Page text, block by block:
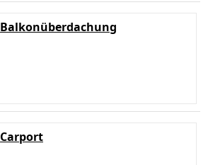
Balkonüberdachung
Carport